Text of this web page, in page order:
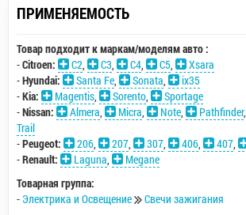
ПРИМЕНЯЕМОСТЬ
Товар подходит к маркам/моделям авто :
-Citroen: C2, C3, C4, C5,
Xsara
-Hyundai: Santa Fe, Sonata,
ix35
-Kia: Magentis, Sorento,
Sportage
-Nissan: Almera, Micra, Note, Pathfinder,
Trail
-Peugeot: 206, 207, 307, 406, 407,
-Renault: Laguna,
Megane
Товарная группа:
- Электрика и Освещение Свечи зажигания